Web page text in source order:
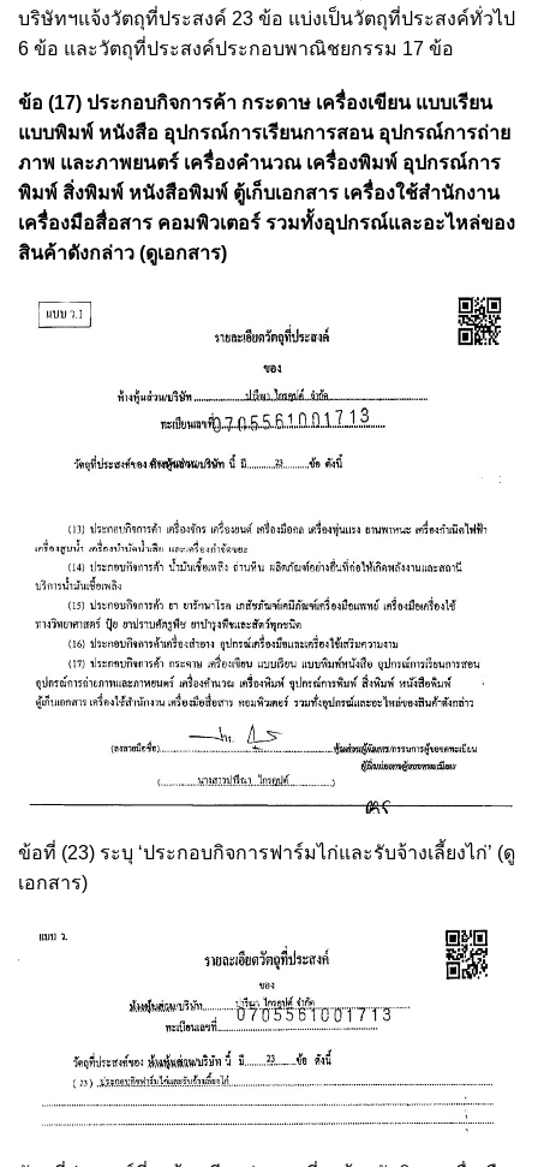
บริษัทฯแจ้งวัตถุที่ประสงค์ 23 ข้อ แบ่งเป็นวัตถุที่ประสงค์ทั่วไป
6 ข้อ และวัตถุที่ประสงค์ประกอบพาณิชยกรรม 17 ข้อ
ข้อ (17) ประกอบกิจการค้า กระดาษ เครื่องเขียน แบบเรียน
แบบพิมพ์ หนังสือ อุปกรณ์การเรียนการสอน อุปกรณ์การถ่าย
ภาพ และภาพยนตร์ เครื่องคำนวณ เครื่องพิมพ์ อุปกรณ์การ
พิมพ์ สิ่งพิมพ์ หนังสือพิมพ์ ตู้เก็บเอกสาร เครื่องใช้สำนักงาน
เครื่องมือสื่อสาร คอมพิวเตอร์ รวมทั้งอุปกรณ์และอะไหล่ของ
สินค้าดังกล่าว (ดูเอกสาร)
ข้อที่ (23) ระบุ ‘ประกอบกิจการฟาร์มไก่และรับจ้างเลี้ยงไก่’ (ดู
เอกสาร)